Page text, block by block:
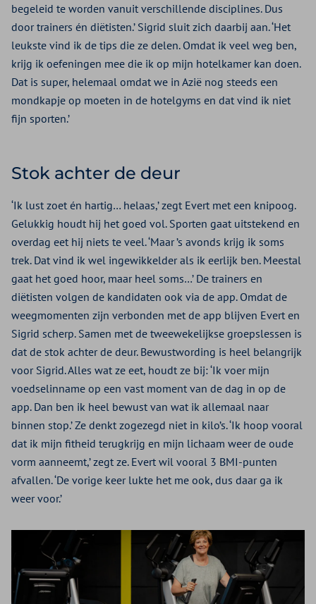
begeleid te worden vanuit verschillende disciplines. Dus
door trainers én diëtisten.’ Sigrid sluit zich daarbij aan. ‘Het
leukste vind ik de tips die ze delen. Omdat ik veel weg ben,
krijg ik oefeningen mee die ik op mijn hotelkamer kan doen.
Dat is super, helemaal omdat we in Azië nog steeds een
mondkapje op moeten in de hotelgyms en dat vind ik niet
fijn sporten.’
Stok achter de deur
‘Ik lust zoet én hartig… helaas,’ zegt Evert met een knipoog.
Gelukkig houdt hij het goed vol. Sporten gaat uitstekend en
overdag eet hij niets te veel. ‘Maar ’s avonds krijg ik soms
trek. Dat vind ik wel ingewikkelder als ik eerlijk ben. Meestal
gaat het goed hoor, maar heel soms…’ De trainers en
diëtisten volgen de kandidaten ook via de app. Omdat de
weegmomenten zijn verbonden met de app blijven Evert en
Sigrid scherp. Samen met de tweewekelijkse groepslessen is
dat de stok achter de deur. Bewustwording is heel belangrijk
voor Sigrid. Alles wat ze eet, houdt ze bij: ‘Ik voer mijn
voedselinname op een vast moment van de dag in op de
app. Dan ben ik heel bewust van wat ik allemaal naar
binnen stop.’ Ze denkt zogezegd niet in kilo’s. ‘Ik hoop vooral
dat ik mijn fitheid terugkrijg en mijn lichaam weer de oude
vorm aanneemt,’ zegt ze. Evert wil vooral 3 BMI-punten
afvallen. ‘De vorige keer lukte het me ook, dus daar ga ik
weer voor.’